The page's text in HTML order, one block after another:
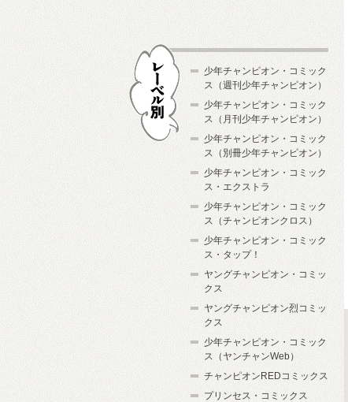
少年チャンピオン・コミック
ス（週刊少年チャンピオン）
少年チャンピオン・コミック
ス（月刊少年チャンピオン）
少年チャンピオン・コミック
ス（別冊少年チャンピオン）
少年チャンピオン・コミック
ス・エクストラ
少年チャンピオン・コミック
ス（チャンピオンクロス）
少年チャンピオン・コミック
ス・タップ！
ヤングチャンピオン・コミッ
クス
ヤングチャンピオン烈コミッ
クス
少年チャンピオン・コミック
ス（ヤンチャンWeb）
チャンピオンREDコミックス
プリンセス・コミックス